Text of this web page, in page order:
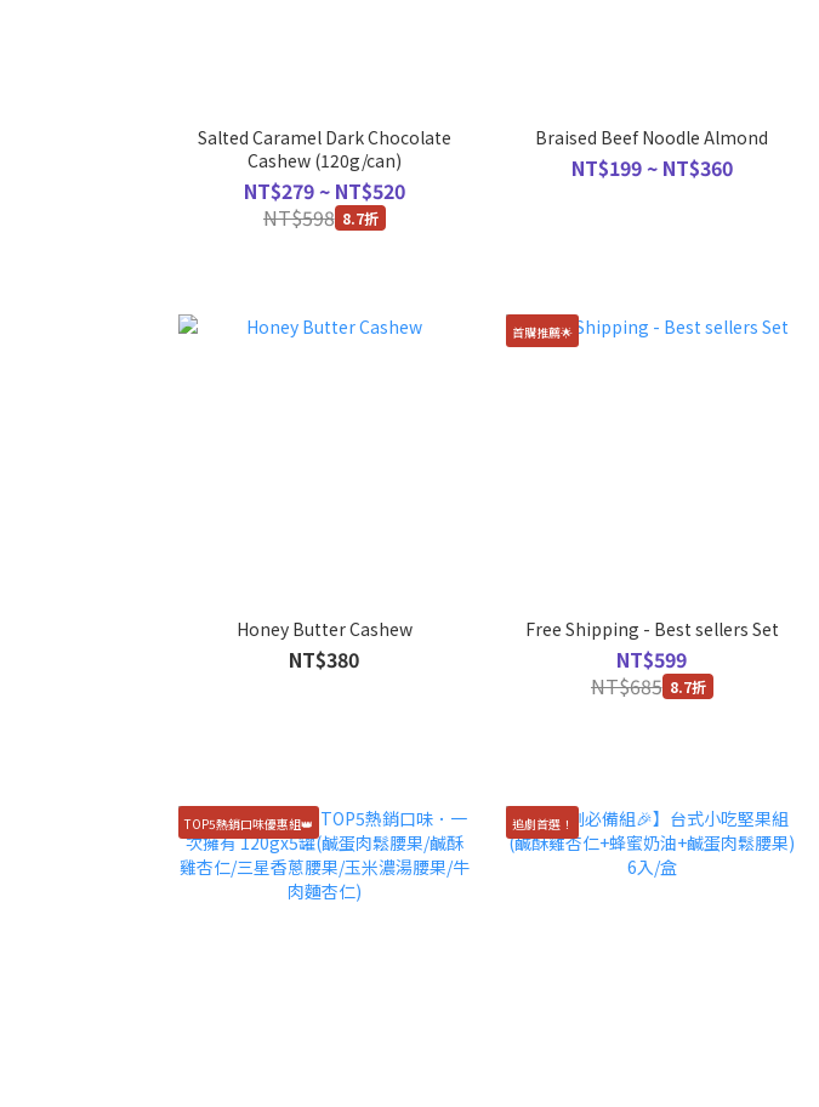
Salted Caramel Dark Chocolate
Cashew (120g/can)
NT$279 ~ NT$520
NT$598 8.7折
Braised Beef Noodle Almond
NT$199 ~ NT$360
Honey Butter Cashew
NT$380
首購推薦🌟
Free Shipping - Best sellers Set
NT$599
NT$685 8.7折
TOP5熱銷口味優惠組👑 追劇首選！